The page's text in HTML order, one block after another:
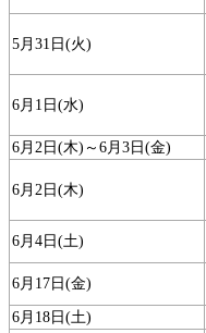
5月31日(火)
6月1日(水)
6月2日(木)～6月3日(金)
6月2日(木)
6月4日(土)
6月17日(金)
6月18日(土)